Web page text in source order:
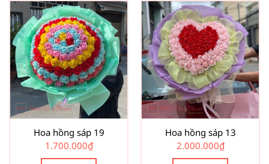
Hoa hồng sáp 19
1.700.000₫
Hoa hồng sáp 13
2.000.000₫